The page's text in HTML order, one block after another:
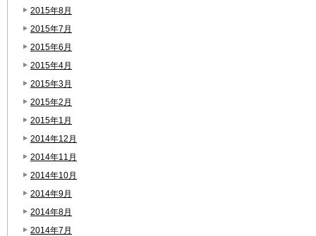
2015年8月
2015年7月
2015年6月
2015年4月
2015年3月
2015年2月
2015年1月
2014年12月
2014年11月
2014年10月
2014年9月
2014年8月
2014年7月